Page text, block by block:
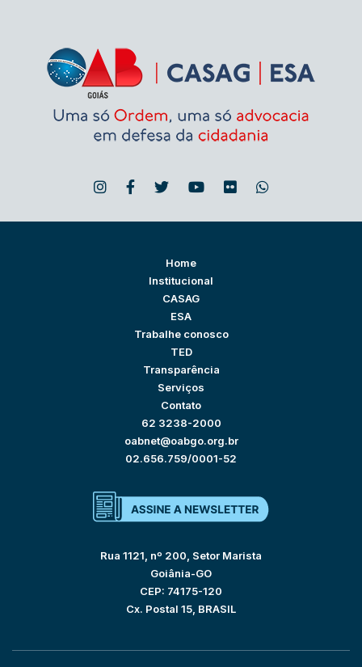
Home
Institucional
CASAG
ESA
Trabalhe conosco
TED
Transparência
Serviços
Contato
62 3238-2000
oabnet@oabgo.org.br
02.656.759/0001-52
Rua 1121, nº 200, Setor Marista
Goiânia-GO
CEP: 74175-120
Cx. Postal 15, BRASIL